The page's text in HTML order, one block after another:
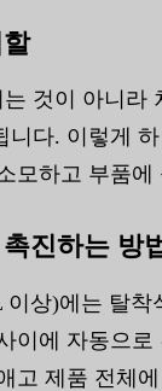
것이 아니
다. 이렇게
모하고 부품
진하는 방
이상)에는 탈
이에 자동으
고 제품 전체